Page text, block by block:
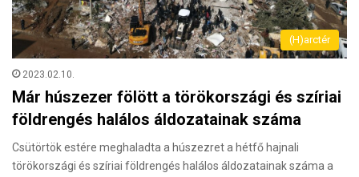
(H)arctér
2023.02.10.
Már húszezer fölött a törökországi és szíriai
földrengés halálos áldozatainak száma
Csütörtök estére meghaladta a húszezret a hétfő hajnali
törökországi és szíriai földrengés halálos áldozatainak száma a